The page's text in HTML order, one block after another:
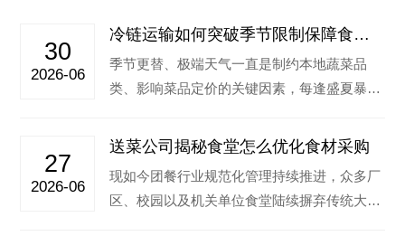
30
2026-06
冷链运输如何突破季节限制保障食堂
蔬菜稳定供应
季节更替、极端天气一直是制约本地蔬菜品
类、影响菜品定价的关键因素，每逢盛夏暴
易减…‌
27
2026-06
送菜公司揭秘食堂怎么优化食材采购
现如今团餐行业规范化管理持续推进，众多厂
区、校园以及机关单位食堂陆续摒弃传统大批